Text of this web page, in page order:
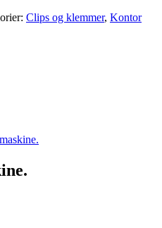
Clips og klemmer, Kontor